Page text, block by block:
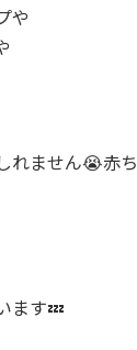
や
れません😭赤
ます💤